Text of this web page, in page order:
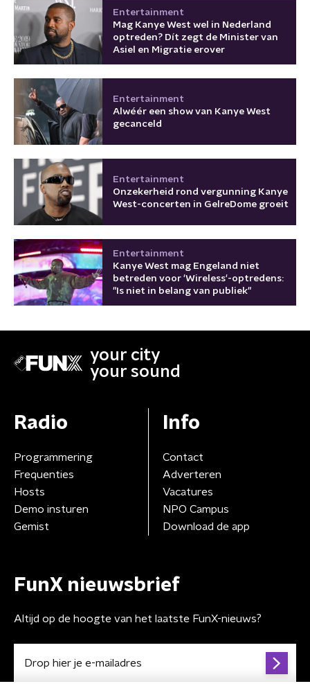
Entertainment
Mag Kanye West wel in Nederland
optreden? Dít zegt de Minister van
Asiel en Migratie erover
Entertainment
Alwéér een show van Kanye West
gecanceld
Entertainment
Onzekerheid rond vergunning Kanye
West-concerten in GelreDome groeit
Entertainment
Kanye West mag Engeland niet
betreden voor 'Wireless'-optredens:
"Is niet in belang van publiek"
your city
your sound
Radio
Programmering
Frequenties
Hosts
Demo insturen
Gemist
Info
Contact
Adverteren
Vacatures
NPO Campus
Download de app
FunX nieuwsbrief
Altijd op de hoogte van het laatste FunX-nieuws?